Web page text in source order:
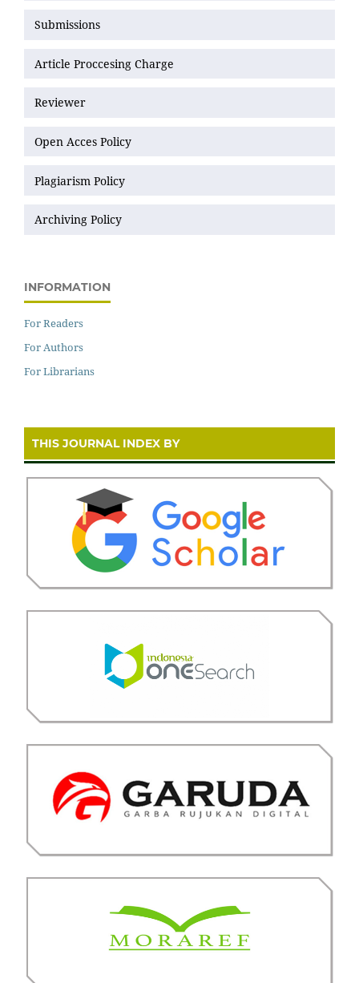
Submissions
Article Proccesing Charge
Reviewer
Open Acces Policy
Plagiarism Policy
Archiving Policy
INFORMATION
For Readers
For Authors
For Librarians
THIS JOURNAL INDEX BY